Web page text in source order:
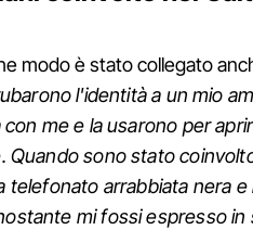
modo è stato collegato
l'identità a un mio
me e la usarono per
Quando sono stato
telefonato arrabbiata nera e
mi fossi espresso in